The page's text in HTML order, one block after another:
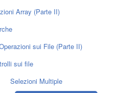
Array (Parte II)
sui File (Parte II)
sui file
Selezioni Multiple